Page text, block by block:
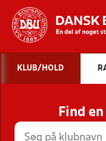
STILLINGER,
KLUB/HOLD
Find